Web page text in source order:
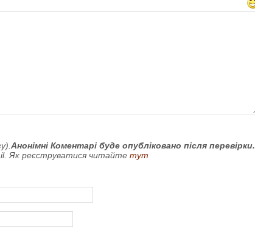
Анонімні Коментарі буде опубліковано після перевірки.
Як реєструватися читайте тут